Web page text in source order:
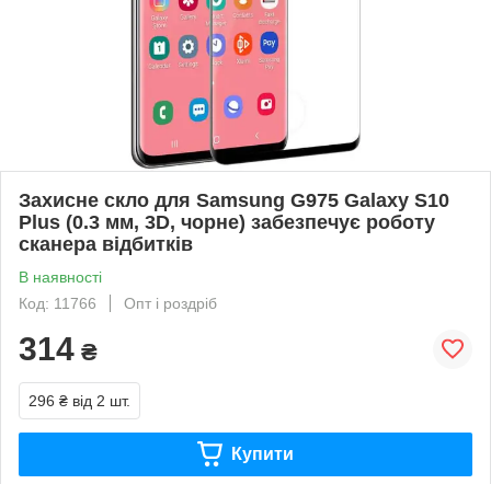
Захисне скло для Samsung G975 Galaxy S10
Plus (0.3 мм, 3D, чорне) забезпечує роботу
сканера відбитків
В наявності
Код: 11766
Опт і роздріб
314 ₴
296 ₴ від 2 шт.
Купити